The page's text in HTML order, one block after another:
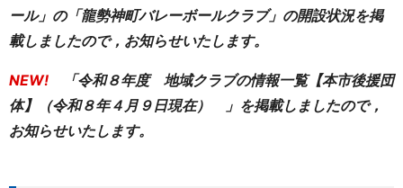
ール」の「龍勢神町バレーボールクラブ」の開設状況を掲
載しましたので，お知らせいたします。
NEW!
「令和８年度 地域クラブの情報一覧【本市後援団
体】（令和８年４月９日現在） 」を掲載しましたので，
お知らせいたします。